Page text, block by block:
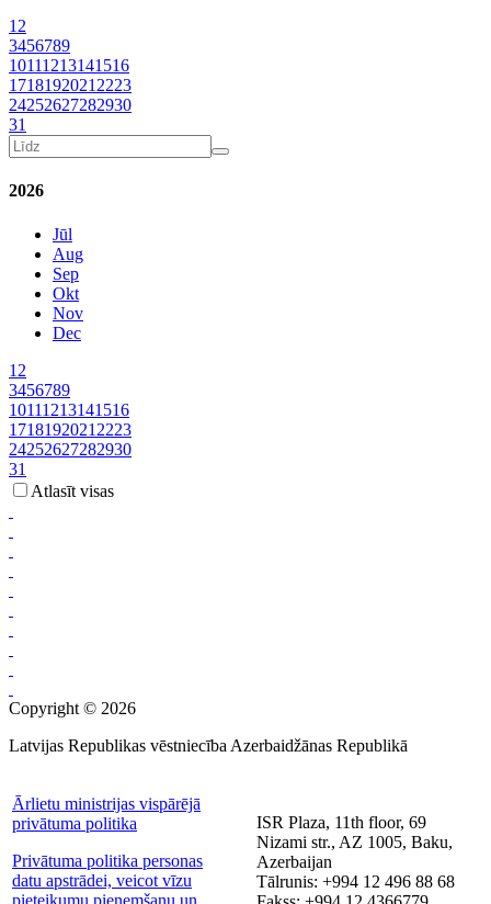
1 2
3456789
10111213141516
1718192021 2223
24252627282930
31
2026
Jūl
Aug
Sep
Okt
Nov
Dec
1 2
3456789
10111213141516
1718192021 2223
24252627282930
31
Atlasīt visas
Copyright © 2026
Latvijas Republikas vēstniecība Azerbaidžānas Republikā
Ārlietu ministrijas vispārējā
privātuma politika
Privātuma politika personas
datu apstrādei, veicot vīzu
pieteikumu pieņemšanu un
ISR Plaza, 11th floor, 69
Nizami str., AZ 1005, Baku,
Azerbaijan
Tālrunis: +994 12 496 88 68